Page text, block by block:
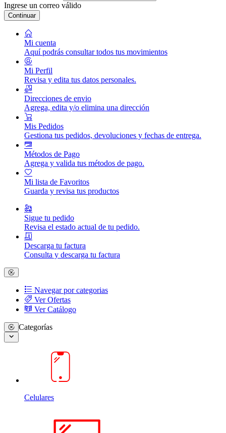
Ingrese un correo válido
Continuar
Mi cuenta
Aquí podrás consultar todos tus movimientos
Mi Perfil
Revisa y edita tus datos personales.
Direcciones de envio
Agrega, edita y/o elimina una dirección
Mis Pedidos
Gestiona tus pedidos, devoluciones y fechas de entrega.
Métodos de Pago
Agrega y valida tus métodos de pago.
Mi lista de Favoritos
Guarda y revisa tus productos
Sigue tu pedido
Revisa el estado actual de tu pedido.
Descarga tu factura
Consulta y descarga tu factura
Navegar por categorias
Ver Ofertas
Ver Catálogo
Categorías
Celulares